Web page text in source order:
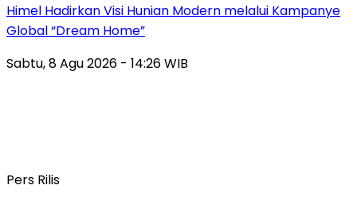
Himel Hadirkan Visi Hunian Modern melalui Kampanye
Global “Dream Home”
Sabtu, 8 Agu 2026 - 14:26 WIB
Pers Rilis